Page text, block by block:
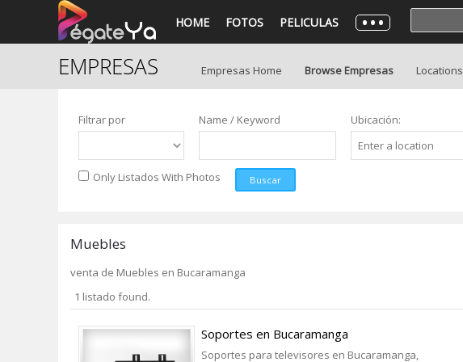
HOME FOTOS PELICULAS
EMPRESAS Empresas Home Browse Empresas Locations
Filtrar por Name / Keyword Ubicación:
Only Listados With Photos Buscar
Muebles
venta de Muebles en Bucaramanga
1 listado found.
Soportes en Bucaramanga
Soportes para televisores en Bucaramanga,